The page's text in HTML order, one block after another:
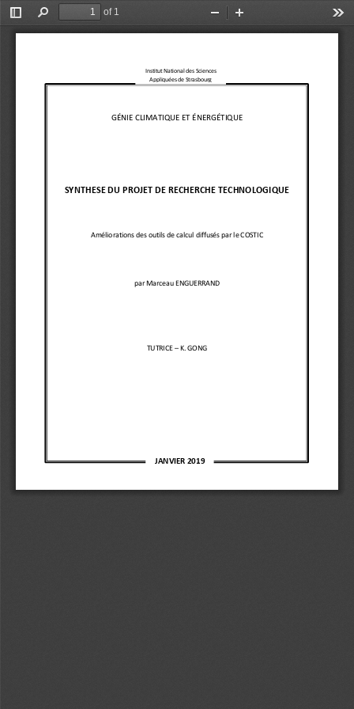
Toggle
Sidebar
Find
of 1
Zoom
Out
In
GÉNIE CLIMATIQUE ET ÉNERGÉTIQUE
SYNTHESE DU PROJET DE RECHERCHE TECHNOLOGIQUE
Améliorations des outils de calcul diffusés par le COSTIC
par Marceau ENGUERRAND
TUTRICE –K. GONG
Institut National des Sciences
Appliquées de Strasbourg
JANVIER 2019